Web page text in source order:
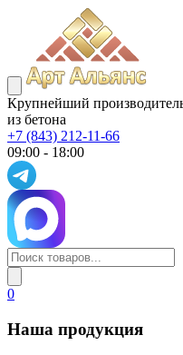
Крупнейший
из бетона
+7 (843) 212-11-66
09:00 - 18:00
0
Наша продукция